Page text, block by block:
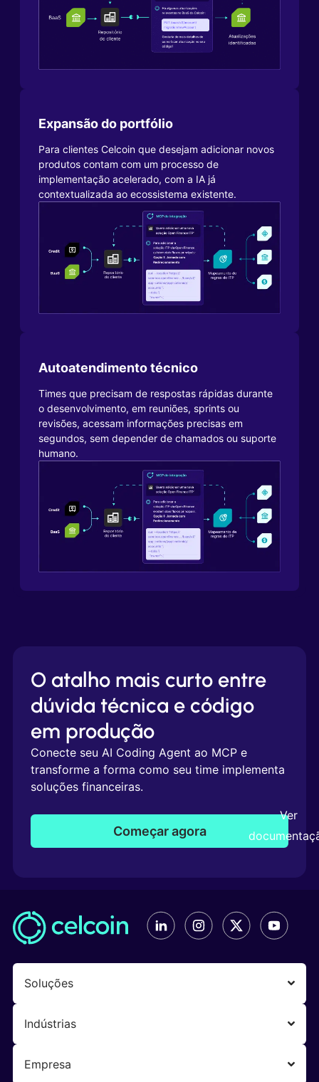
Expansão do portfólio
Para clientes Celcoin que desejam adicionar novos
produtos contam com um processo de
implementação acelerado, com a IA já
contextualizada ao ecossistema existente.
Autoatendimento técnico
Times que precisam de respostas rápidas durante
o desenvolvimento, em reuniões, sprints ou
revisões, acessam informações precisas em
segundos, sem depender de chamados ou suporte
humano.
O atalho mais curto entre
dúvida técnica e código
em produção
Conecte seu AI Coding Agent ao MCP e
transforme a forma como seu time implementa
soluções financeiras.
Começar agora
Ver
Soluções
Indústrias
Empresa